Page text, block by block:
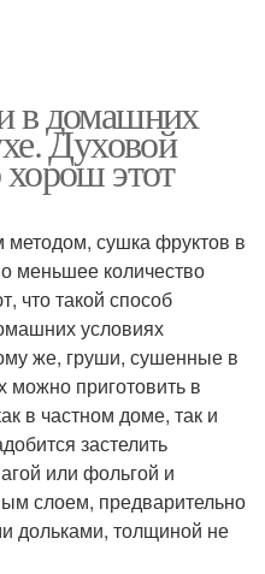
в домашних
Духовой
этот
сушка фруктов в
меньшее количество
что такой способ
условиях
же, груши, сушенные в
можно приготовить в
в частном доме, так и
застелить
или фольгой и
слоем, предварительно
дольками, толщиной не